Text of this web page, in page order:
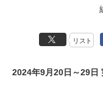
リスト
2024年9月20日～29日